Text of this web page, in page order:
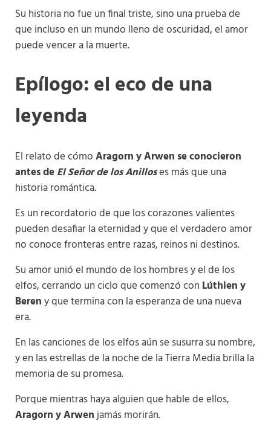
Su historia no fue un final triste, sino una prueba de
que incluso en un mundo lleno de oscuridad, el amor
puede vencer a la muerte.
Epílogo: el eco de una
leyenda
El relato de cómoAragorn y Arwen se conocieron
antes deEl Señor de los Anilloses más que una
historia romántica.
Es un recordatorio de que los corazones valientes
pueden desafiar la eternidad y que el verdadero amor
no conoce fronteras entre razas, reinos ni destinos.
Su amor unió el mundo de los hombres y el de los
elfos, cerrando un ciclo que comenzó con Lúthien y
Bereny que termina con la esperanza de una nueva
era.
En las canciones de los elfos aún se susurra su nombre,
y en las estrellas de la noche de la Tierra Media brilla la
memoria de su promesa.
Porque mientras haya alguien que hable de ellos,
Aragorn y Arwenjamás morirán.